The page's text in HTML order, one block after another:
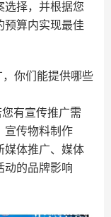
选择，并根据您
预算内实现最佳
你们能提供哪些
有宣传推广需
宣传物料制作
媒体推广、媒体
动的品牌影响